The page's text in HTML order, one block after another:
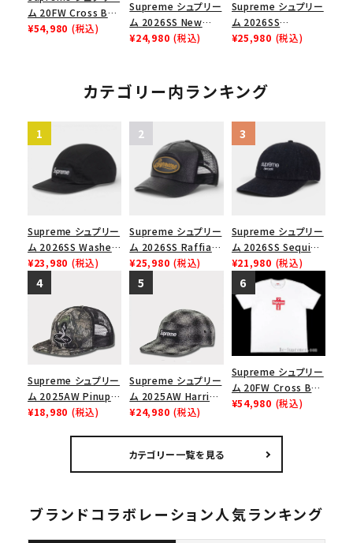
ム 20FW Cross Box
Logo Tee クロスボ
¥54,980 (税込)
Supreme シュプリー
ム 2026SS New
York Yankees New
エラ キャップ ブラック
¥24,980 (税込)
Supreme シュプリー
ム 2026SS
Pigment Coated S
ゴ 6パネル ネイビー
¥25,980 (税込)
カテゴリー内ランキング
Supreme シュプリー
ム 2026SS Washed
Chino Twill Camp
Cap ウォッシュド チ
ノツイル キャンプキャ
ップ ブラック
¥23,980 (税込)
Supreme シュプリー
ム 2026SS Raffia
Mesh Back 5-Panel
ラフィアメッシュバック
5パネルキャップ ブラ
¥25,980 (税込)
Supreme シュプリー
ム 2026SS Sequin
Denim Classic
Logo 6-Panel シ
ークインデニム クラ
シックロゴ 6パネルキ
¥21,980 (税込)
Supreme シュプリー
ム 2025AW Pinup
Mesh Back 5-Panel
バーHTC フォールカ
¥18,980 (税込)
Supreme シュプリー
ム 2025AW Harris
Tweed Camp Cap
¥24,980 (税込)
Supreme シュプリー
ム 20FW Cross Box
Logo Tee クロスボ
ワイト
¥54,980 (税込)
カテゴリー一覧を見る
ブランドコラボレーション人気ランキング